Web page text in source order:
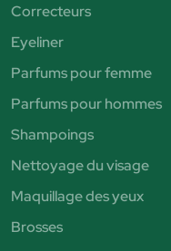
Correcteurs
Eyeliner
Parfums pour femme
Parfums pour hommes
Shampoings
Nettoyage du visage
Maquillage des yeux
Brosses